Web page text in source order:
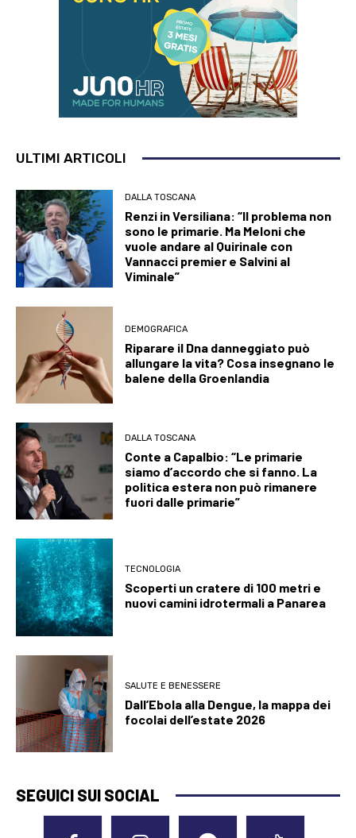
ULTIMI ARTICOLI
DALLA TOSCANA
Renzi in Versiliana: “Il problema non
sono le primarie. Ma Meloni che
vuole andare al Quirinale con
Vannacci premier e Salvini al
Viminale”
DEMOGRAFICA
Riparare il Dna danneggiato può
allungare la vita? Cosa insegnano le
balene della Groenlandia
DALLA TOSCANA
Conte a Capalbio: “Le primarie
siamo d’accordo che si fanno. La
politica estera non può rimanere
fuori dalle primarie”
TECNOLOGIA
Scoperti un cratere di 100 metri e
nuovi camini idrotermali a Panarea
SALUTE E BENESSERE
Dall’Ebola alla Dengue, la mappa dei
focolai dell’estate 2026
SEGUICI SUI SOCIAL